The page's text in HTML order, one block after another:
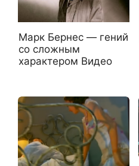
Марк Бернес — гений
со сложным
характером Видео